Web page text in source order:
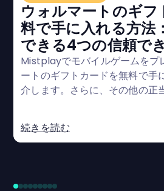
ウォルマートのギフ
料で手に入れる方法
できる4つの信頼で
Mistplayでモバイルゲームをプ
ートのギフトカードを無料で手
介します。さらに、その他の正
続きを読む